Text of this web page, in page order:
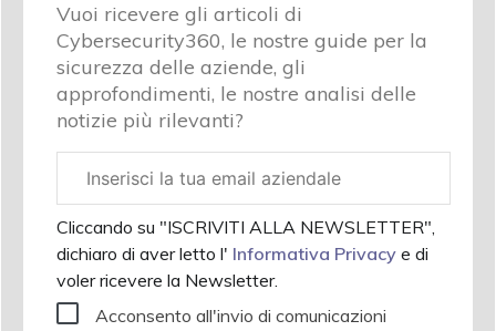
Vuoi ricevere gli articoli di
Cybersecurity360, le nostre guide per la
sicurezza delle aziende, gli
approfondimenti, le nostre analisi delle
notizie più rilevanti?
aziendale
Cliccando su "ISCRIVITI ALLA NEWSLETTER",
dichiaro di aver letto l' Informativa Privacy e di
voler ricevere la Newsletter.
Acconsento all'invio di comunicazioni